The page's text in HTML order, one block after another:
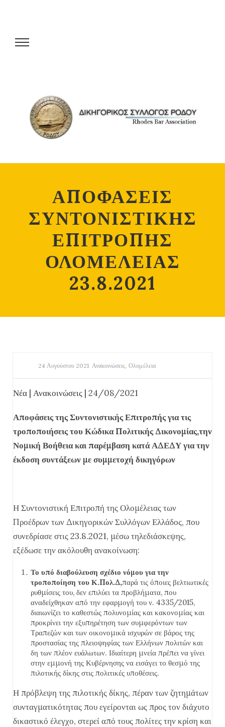
ΑΠΟΦΑΣΕΙΣ
ΣΥΝΤΟΝΙΣΤΙΚΗΣ
ΕΠΙΤΡΟΠΗΣ
ΟΛΟΜΕΛΕΙΑΣ
23.8.2021
24 Αυγούστου 2021 Ανακοινώσεις, Ολομέλεια
Νέα | Ανακοινώσεις | 24/08/2021
Αποφάσεις της Συντονιστικής Επιτροπής για τις
τροποποιήσεις του Κώδικα Πολιτικής Δικονομίας,την
Νομική Βοήθεια και παρέμβαση κατά ΑΔΕΔΥ για την
έκδοση συντάξεων με συμμετοχή δικηγόρων
Η Συντονιστική Επιτροπή της Ολομέλειας των
Προέδρων των Δικηγορικών Συλλόγων Ελλάδος, που
συνεδρίασε στις 23.8.2021, μέσω τηλεδιάσκεψης,
εξέδωσε την ακόλουθη ανακοίνωση:
Το υπό διαβούλευση σχέδιο νόμου για την
τροποποίηση του Κ.Πολ.Δ,παρά τις όποιες βελτιωτικές
ρυθμίσεις του, δεν επιλύει τα προβλήματα, που
αναδείχθηκαν από την εφαρμογή του ν. 4335/2015,
διαιωνίζει το καθεστώς πολυνομίας και κακονομίας και
προκρίνει την εξυπηρέτηση των συμφερόντων των
Τραπεζών και των οικονομικά ισχυρών σε βάρος της
προστασίας της πλειοψηφίας των Ελλήνων πολιτών και
δη των πλέον ευάλωτων. Ιδιαίτερη μνεία πρέπει να γίνει
στην εμμονή της Κυβέρνησης να εισάγει το θεσμό της
πιλοτικής δίκης στις πολιτικές υποθέσεις.
Η πρόβλεψη της πιλοτικής δίκης, πέραν των ζητημάτων
συνταγματικότητας που εγείρονται ως προς τον διάχυτο
δικαστικό έλεγχο, στερεί από τους πολίτες την κρίση και